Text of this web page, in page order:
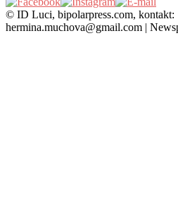
© ID Luci, bipolarpress.com, kontakt:
hermina.muchova@gmail.com |